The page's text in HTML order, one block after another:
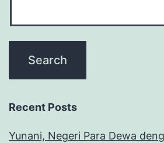
Recent Posts
Yunani, Negeri Para Dewa